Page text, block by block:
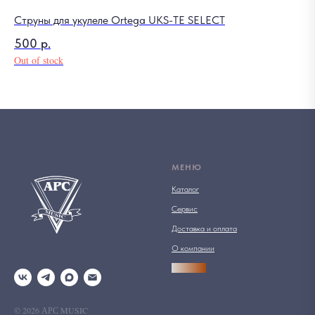
Струны для укулеле Ortega UKS-TE SELECT
500 р.
Out of stock
© 2026 АРС MUSIC
МЕНЮ
Каталог
Сервис
Доставка и оплата
О компании